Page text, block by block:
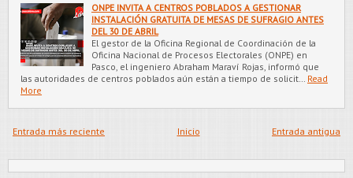
ONPE INVITA A CENTROS POBLADOS A GESTIONAR
INSTALACIÓN GRATUITA DE MESAS DE SUFRAGIO ANTES
DEL 30 DE ABRIL
El gestor de la Oficina Regional de Coordinación de la
Oficina Nacional de Procesos Electorales (ONPE) en
Pasco, el ingeniero Abraham Maraví Rojas, informó que
las autoridades de centros poblados aún están a tiempo de solicit…
Read
More
Entrada más reciente Entrada antigua
Inicio